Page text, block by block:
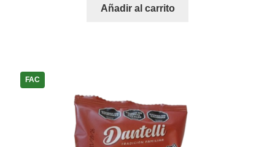
Añadir al carrito
FAC